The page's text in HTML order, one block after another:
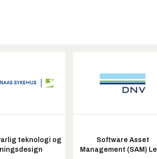
teknologi og
Software Asset
Management (SAM)